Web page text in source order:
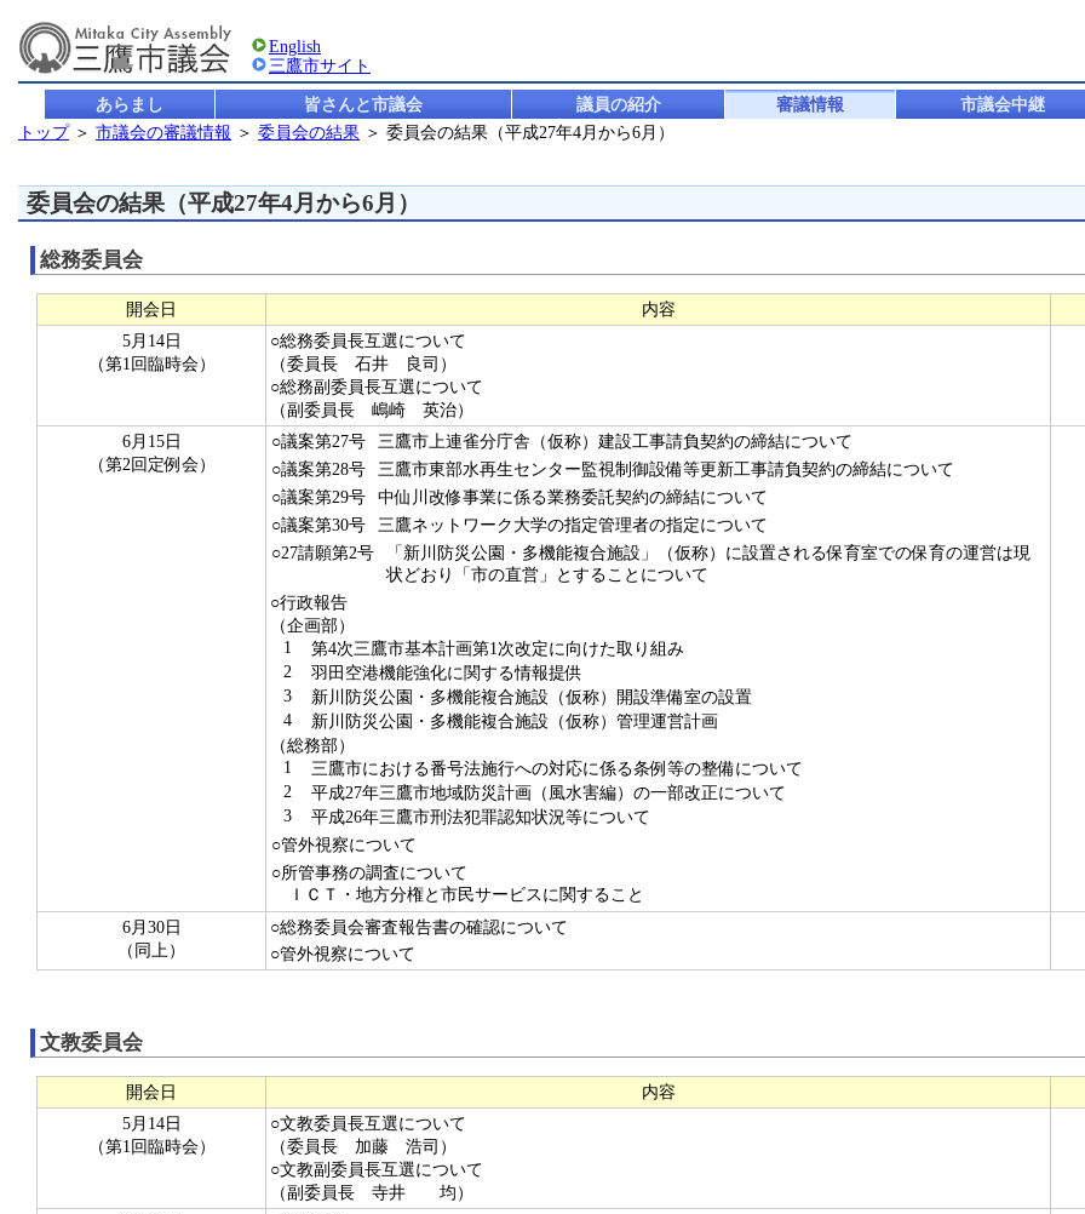
English
三鷹市サイト
あらまし 皆さんと市議会 議員の紹介 審議情報
市議会中継
トップ＞ 市議会の審議情報 ＞ 委員会の結果 ＞ 委員会の結果（平成27年4月から6月）
委員会の結果（平成27年4月から6月）
総務委員会
開会日
内容
5月14日
（第1回臨時会）
○総務委員長互選について
（委員長 石井 良司）
○総務副委員長互選について
（副委員長 嶋崎 英治）
6月15日
（第2回定例会）
○議案第27号
三鷹市上連雀分庁舎（仮称）建設工事請負契約の締結について
○議案第28号
三鷹市東部水再生センター監視制御設備等更新工事請負契約の締結について
○議案第29号
中仙川改修事業に係る業務委託契約の締結について
○議案第30号
三鷹ネットワーク大学の指定管理者の指定について
○27請願第2号
「新川防災公園・多機能複合施設」（仮称）に設置される保育室での保育の運営は現
状どおり「市の直営」とすることについて
○行政報告
（企画部）
1
第4次三鷹市基本計画第1次改定に向けた取り組み
2
羽田空港機能強化に関する情報提供
3
新川防災公園・多機能複合施設（仮称）開設準備室の設置
4
新川防災公園・多機能複合施設（仮称）管理運営計画
（総務部）
1
三鷹市における番号法施行への対応に係る条例等の整備について
2
平成27年三鷹市地域防災計画（風水害編）の一部改正について
3
平成26年三鷹市刑法犯罪認知状況等について
○管外視察について
○所管事務の調査について
ＩＣＴ・地方分権と市民サービスに関すること
6月30日
（同上）
○総務委員会審査報告書の確認について
○管外視察について
文教委員会
開会日
内容
5月14日
（第1回臨時会）
○文教委員長互選について
（委員長 加藤 浩司）
○文教副委員長互選について
（副委員長 寺井 均）